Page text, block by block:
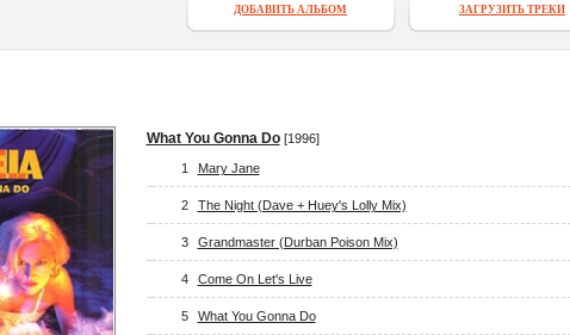
ЗАГРУЗИТЬ ТРЕКИ
ДОБАВИТЬ АЛЬБОМ
What You Gonna Do[1996]
1 Mary Jane
2 The Night (Dave + Huey's Lolly Mix)
3 Grandmaster (Durban Poison Mix)
4 Come On Let's Live
5 What You Gonna Do